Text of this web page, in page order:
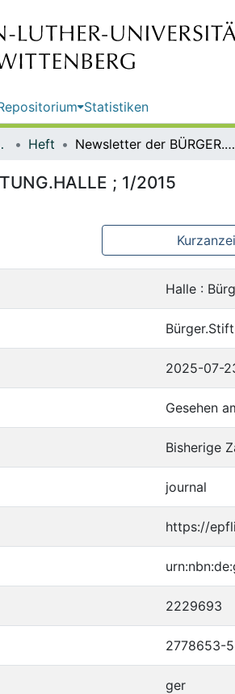
Statistiken
Heft Newsletter der BÜRGER.STIFTUNG.HALLE ; 1/2015
; 1/2015
Halle :
2025-07-
Gesehen
Bisherige
journal
https://
2229693
2778653-5
ger